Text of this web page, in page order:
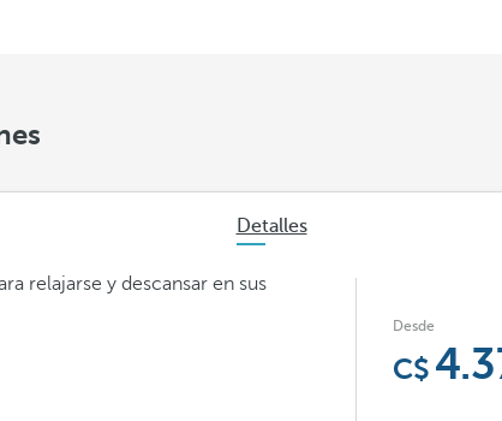
Detalles
relajarse y descansar en sus
Desde